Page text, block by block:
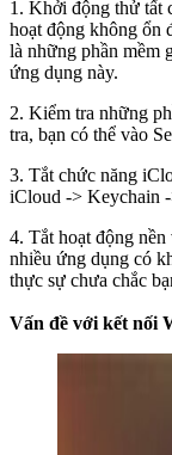
1. Khởi động thử tất
hoạt động không ổn
là những phần mềm
ứng dụng này.
2. Kiểm tra những
tra, bạn có thể vào
3. Tắt chức năng
iCloud -> Keychain
4. Tắt hoạt động
nhiều ứng dụng có
thực sự chưa chắc
Vấn đề với kết nối